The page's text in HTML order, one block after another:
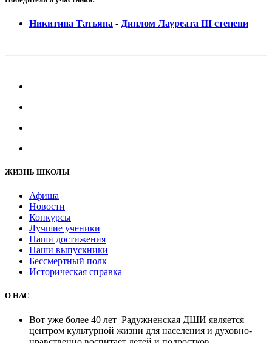
Никитина Татьяна - Диплом Лауреата III степени
ЖИЗНЬ ШКОЛЫ
Афиша
Новости
Конкурсы
Лучшие ученики
Наши достижения
Наши выпускники
Бессмертный полк
Историческая справка
О НАС
Вот уже более 40 лет Радужненская ДШИ является
центром культурной жизни для населения и духовно-